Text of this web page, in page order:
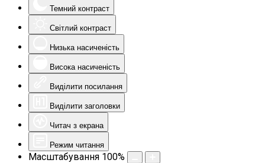
Темний контраст
Світлий контраст
Низька насиченість
Висока насиченість
Виділити посилання
Виділити заголовки
Читач з екрана
Режим читання
Масштабування 100%